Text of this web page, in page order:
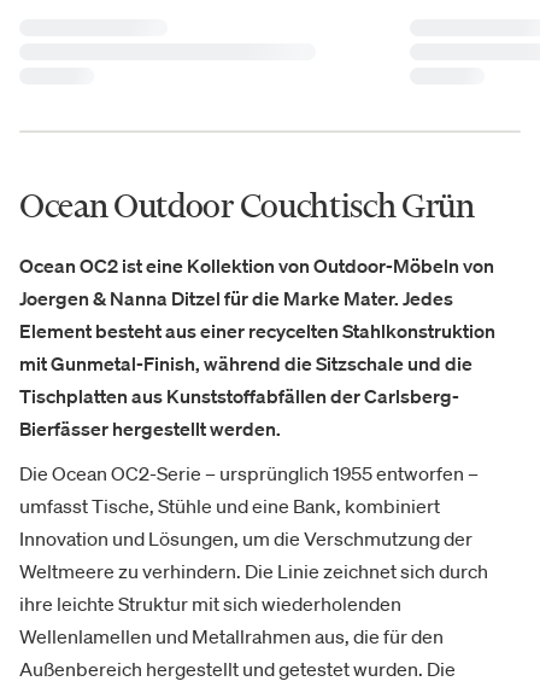
Ocean Outdoor Couchtisch Grün
Ocean OC2 ist eine Kollektion von Outdoor-Möbeln von
Joergen & Nanna Ditzel für die Marke Mater. Jedes
Element besteht aus einer recycelten Stahlkonstruktion
mit Gunmetal-Finish, während die Sitzschale und die
Tischplatten aus Kunststoffabfällen der Carlsberg-
Bierfässer hergestellt werden.
Die Ocean OC2-Serie – ursprünglich 1955 entworfen –
umfasst Tische, Stühle und eine Bank, kombiniert
Innovation und Lösungen, um die Verschmutzung der
Weltmeere zu verhindern. Die Linie zeichnet sich durch
ihre leichte Struktur mit sich wiederholenden
Wellenlamellen und Metallrahmen aus, die für den
Außenbereich hergestellt und getestet wurden. Die